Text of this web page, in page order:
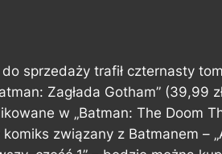
sprzedaży trafił czternasty
Zagłada Gotham” (39,99
w „Batman: The Doom
komiks związany z Batmanem –